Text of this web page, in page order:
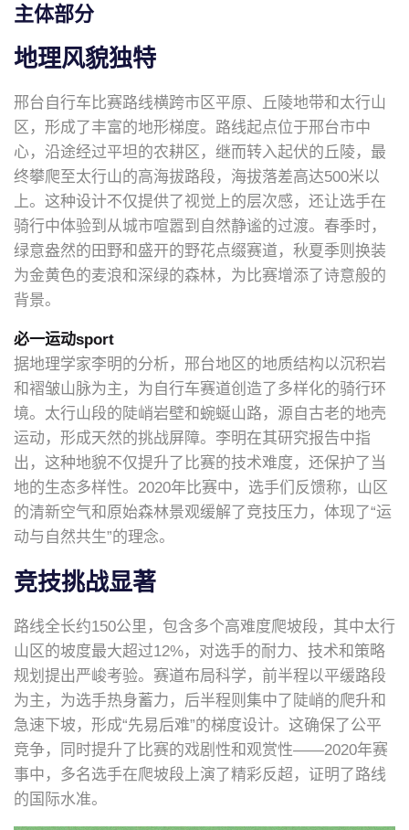
主体部分
地理风貌独特
邢台自行车比赛路线横跨市区平原、丘陵地带和太行山
区，形成了丰富的地形梯度。路线起点位于邢台市中
心，沿途经过平坦的农耕区，继而转入起伏的丘陵，最
终攀爬至太行山的高海拔路段，海拔落差高达500米以
上。这种设计不仅提供了视觉上的层次感，还让选手在
骑行中体验到从城市喧嚣到自然静谧的过渡。春季时，
绿意盎然的田野和盛开的野花点缀赛道，秋夏季则换装
为金黄色的麦浪和深绿的森林，为比赛增添了诗意般的
背景。
必一运动sport
据地理学家李明的分析，邢台地区的地质结构以沉积岩
和褶皱山脉为主，为自行车赛道创造了多样化的骑行环
境。太行山段的陡峭岩壁和蜿蜒山路，源自古老的地壳
运动，形成天然的挑战屏障。李明在其研究报告中指
出，这种地貌不仅提升了比赛的技术难度，还保护了当
地的生态多样性。2020年比赛中，选手们反馈称，山区
的清新空气和原始森林景观缓解了竞技压力，体现了“运
动与自然共生”的理念。
竞技挑战显著
路线全长约150公里，包含多个高难度爬坡段，其中太行
山区的坡度最大超过12%，对选手的耐力、技术和策略
规划提出严峻考验。赛道布局科学，前半程以平缓路段
为主，为选手热身蓄力，后半程则集中了陡峭的爬升和
急速下坡，形成“先易后难”的梯度设计。这确保了公平
竞争，同时提升了比赛的戏剧性和观赏性——2020年赛
事中，多名选手在爬坡段上演了精彩反超，证明了路线
的国际水准。